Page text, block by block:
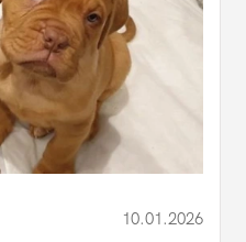
10.01.2026